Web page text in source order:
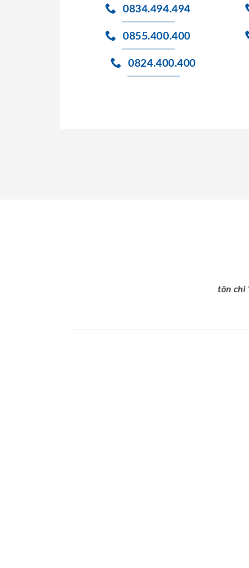
0834.494.494
0855.400.400
0824.400.400
tôn chỉ